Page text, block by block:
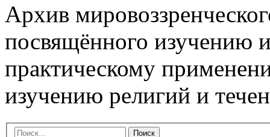
Архив
посвящённого изучению
практическому
изучению религий и